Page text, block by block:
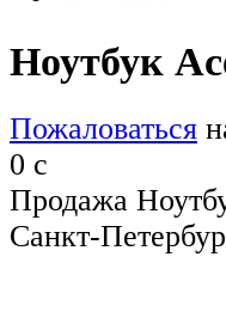
Ноутбук
Пожаловаться
0 c
Продажа
Санкт-